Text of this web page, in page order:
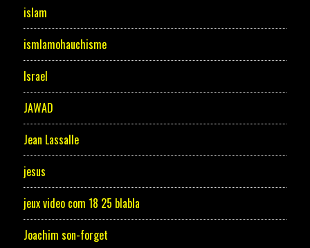
islam
ismlamohauchisme
Israel
JAWAD
Jean Lassalle
jesus
jeux video com 18 25 blabla
Joachim son-forget